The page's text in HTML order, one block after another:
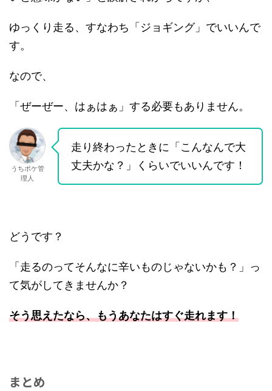
ゆっくり走る、すなわち「ジョギング」でいいんで
す。
なので、
「ぜーぜー、はぁはぁ」する必要もありません。
うちポケ管
理人
走り終わったときに「こんなんで大
丈夫かな？」くらいでいいんです！
どうです？
「走るのってそんなに辛いものじゃないかも？」っ
て気がしてきませんか？
そう思えたなら、もうあなたはすぐ走れます！
まとめ